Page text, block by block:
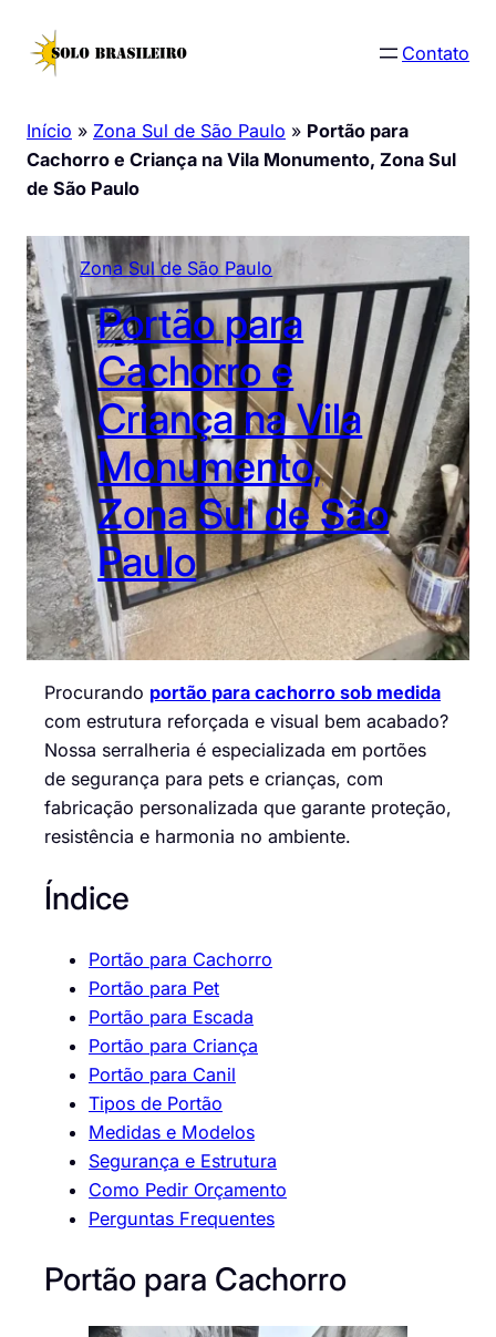
para
Contato
Início » Zona Sul de São Paulo » Portão para
Cachorro e Criança na Vila Monumento, Zona Sul
de São Paulo
Zona Sul de São Paulo
Portão para
Cachorro e
Criança na Vila
Monumento,
Zona Sul de São
Paulo
Procurando portão para cachorro sob medida
com estrutura reforçada e visual bem acabado?
Nossa serralheria é especializada em portões
de segurança para pets e crianças, com
fabricação personalizada que garante proteção,
resistência e harmonia no ambiente.
Índice
Portão para Cachorro
Portão para Pet
Portão para Escada
Portão para Criança
Portão para Canil
Tipos de Portão
Medidas e Modelos
Segurança e Estrutura
Como Pedir Orçamento
Perguntas Frequentes
Portão para Cachorro